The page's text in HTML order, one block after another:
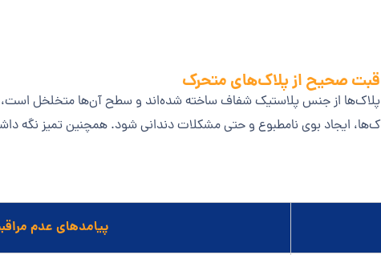
صحیح از پلاک‌های متحرک
پلاک‌ها از جنس پلاستیک شفاف ساخته شده‌اند و سطح آن‌ها متخلخل
ایجاد بوی نامطبوع و حتی مشکلات دندانی شود. همچنین تمیز نگه
پیامدهای عدم